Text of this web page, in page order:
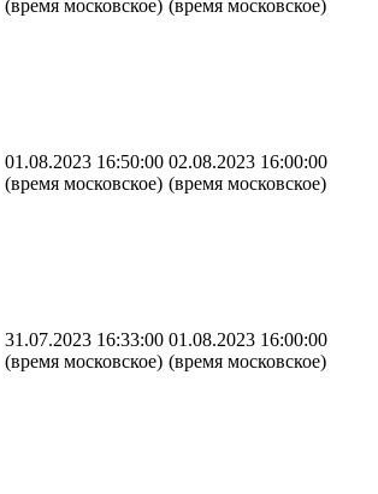
(время московское) (время московское)
01.08.2023 16:50:00
(время московское)
02.08.2023 16:00:00
(время московское)
31.07.2023 16:33:00
(время московское)
01.08.2023 16:00:00
(время московское)